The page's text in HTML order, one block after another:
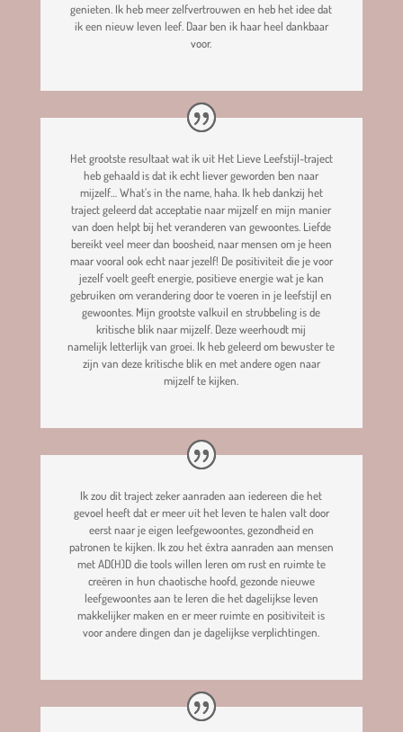
genieten. Ik heb meer zelfvertrouwen en heb het idee dat
ik een nieuw leven leef. Daar ben ik haar heel dankbaar
voor.
Het grootste resultaat wat ik uit Het Lieve Leefstijl-traject
heb gehaald is dat ik echt liever geworden ben naar
mijzelf… What’s in the name, haha. Ik heb dankzij het
traject geleerd dat acceptatie naar mijzelf en mijn manier
van doen helpt bij het veranderen van gewoontes. Liefde
bereikt veel meer dan boosheid, naar mensen om je heen
maar vooral ook echt naar jezelf! De positiviteit die je voor
jezelf voelt geeft energie, positieve energie wat je kan
gebruiken om verandering door te voeren in je leefstijl en
gewoontes. Mijn grootste valkuil en strubbeling is de
kritische blik naar mijzelf. Deze weerhoudt mij
namelijk letterlijk van groei. Ik heb geleerd om bewuster te
zijn van deze kritische blik en met andere ogen naar
mijzelf te kijken.
Ik zou dit traject zeker aanraden aan iedereen die het
gevoel heeft dat er meer uit het leven te halen valt door
eerst naar je eigen leefgewoontes, gezondheid en
patronen te kijken. Ik zou het éxtra aanraden aan mensen
met AD(H)D die tools willen leren om rust en ruimte te
creëren in hun chaotische hoofd, gezonde nieuwe
leefgewoontes aan te leren die het dagelijkse leven
makkelijker maken en er meer ruimte en positiviteit is
voor andere dingen dan je dagelijkse verplichtingen.